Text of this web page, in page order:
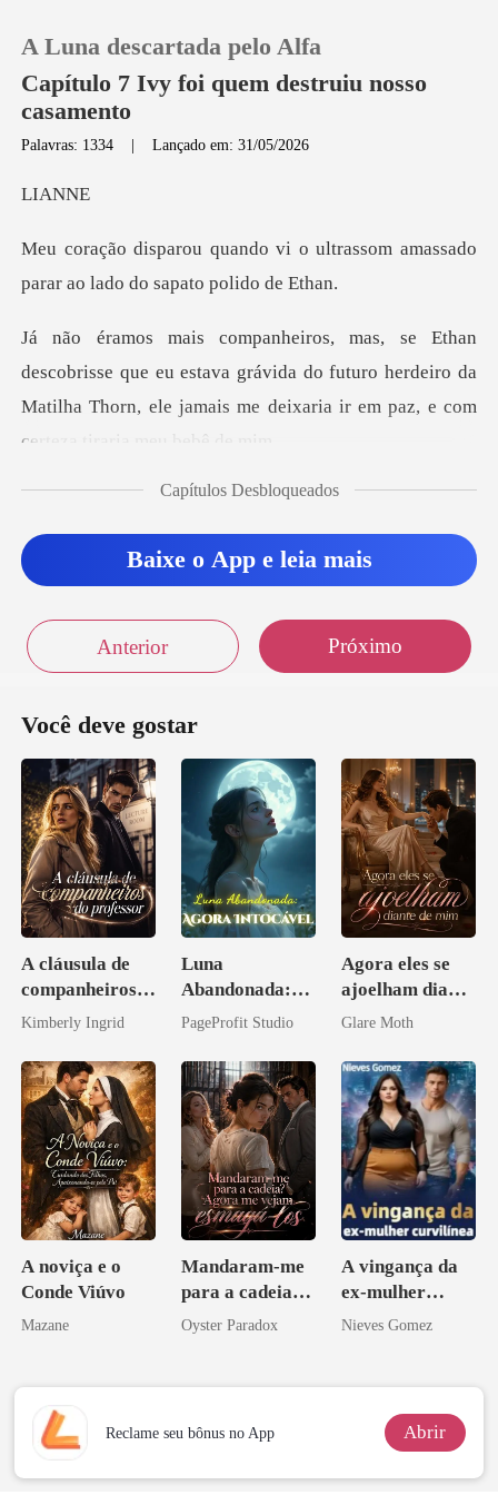
Histórico
A Luna descartada pelo Alfa
Capítulo 7 Ivy foi quem destruiu nosso
casamento
Palavras: 1334 |Lançado em: 31/05/2026
AN
o ultrassom amassado
parar ao l
eu estava grávida do futuro herdeiro da
Matilha Thorn, ele jama
ria que isso
Capítulos Desbloqueados
Baixe o App e leia mais
Anterior Próximo
Você deve gostar
A cláusula de
companheiros
do professor
Kimberly Ingrid
Luna
Abandonada:
Agora Intocável
PageProfit Studio
Agora eles se
ajoelham diante
de mim
Glare Moth
A noviça e o
Conde Viúvo
Mazane
Mandaram-me
para a cadeia?
Agora me
Oyster Paradox
A vingança da
ex-mulher
curvilínea
Nieves Gomez
Reclame seu bônus no App Abrir